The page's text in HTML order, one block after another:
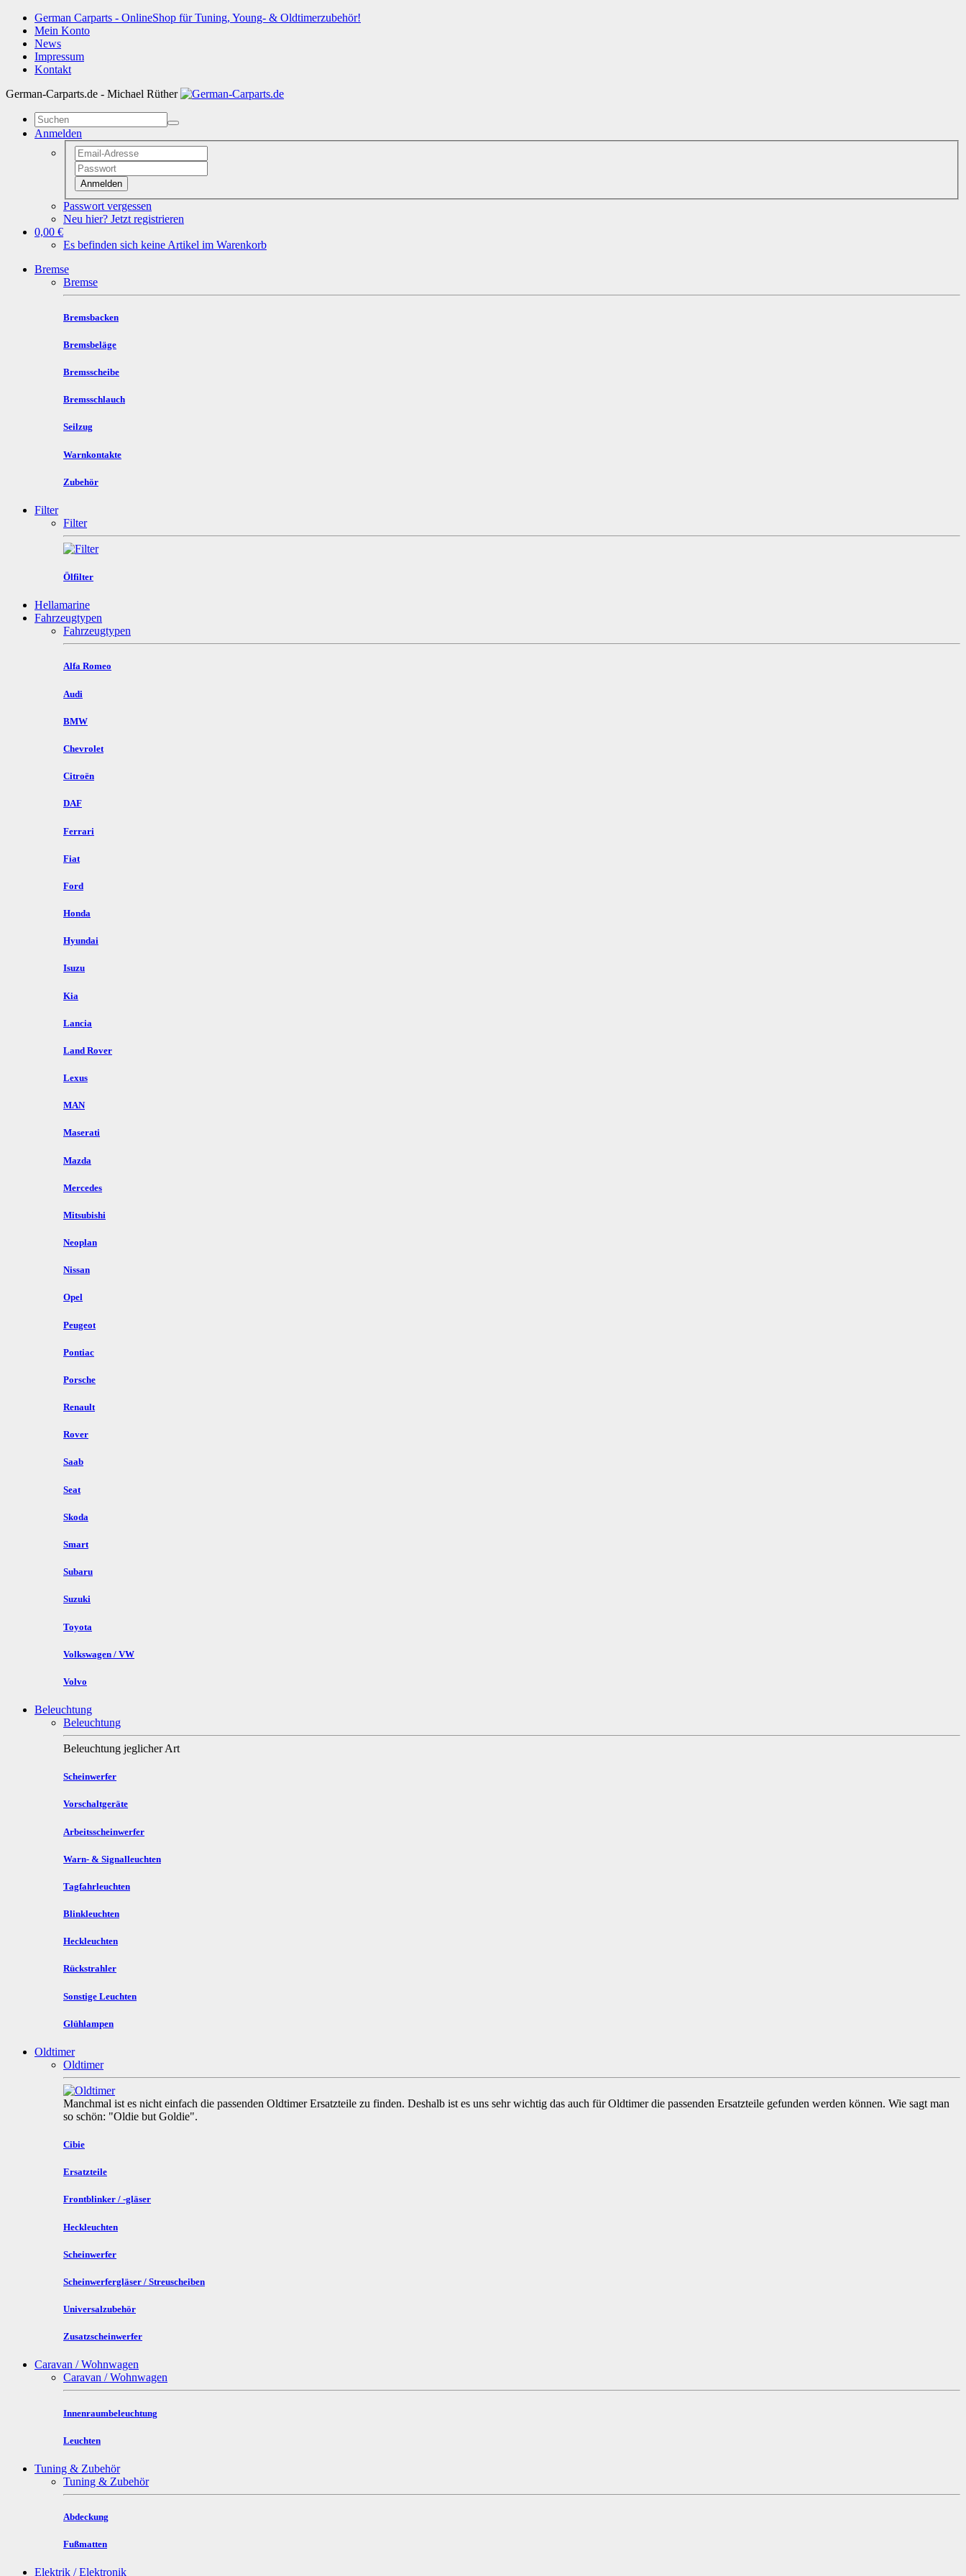
German Carparts - OnlineShop für Tuning, Young- & Oldtimerzubehör!
Mein Konto
News
Impressum
Kontakt
German-Carparts.de - Michael Rüther
Anmelden
Anmelden
Passwort vergessen
Neu hier? Jetzt registrieren
0,00 €
Es befinden sich keine Artikel im Warenkorb
Bremse
Bremse
Bremsbacken
Bremsbeläge
Bremsscheibe
Bremsschlauch
Seilzug
Warnkontakte
Zubehör
Filter
Filter
Ölfilter
Hellamarine
Fahrzeugtypen
Fahrzeugtypen
Alfa Romeo
Audi
BMW
Chevrolet
Citroën
DAF
Ferrari
Fiat
Ford
Honda
Hyundai
Isuzu
Kia
Lancia
Land Rover
Lexus
MAN
Maserati
Mazda
Mercedes
Mitsubishi
Neoplan
Nissan
Opel
Peugeot
Pontiac
Porsche
Renault
Rover
Saab
Seat
Skoda
Smart
Subaru
Suzuki
Toyota
Volkswagen / VW
Volvo
Beleuchtung
Beleuchtung
Beleuchtung jeglicher Art
Scheinwerfer
Vorschaltgeräte
Arbeitsscheinwerfer
Warn- & Signalleuchten
Tagfahrleuchten
Blinkleuchten
Heckleuchten
Rückstrahler
Sonstige Leuchten
Glühlampen
Oldtimer
Oldtimer
Manchmal ist es nicht einfach die passenden Oldtimer Ersatzteile zu finden. Deshalb ist es uns sehr wichtig das auch für Oldtimer die passenden Ersatzteile gefunden werden können. Wie sagt man
so schön: "Oldie but Goldie".
Cibie
Ersatzteile
Frontblinker / -gläser
Heckleuchten
Scheinwerfer
Scheinwerfergläser / Streuscheiben
Universalzubehör
Zusatzscheinwerfer
Caravan / Wohnwagen
Caravan / Wohnwagen
Innenraumbeleuchtung
Leuchten
Tuning & Zubehör
Tuning & Zubehör
Abdeckung
Fußmatten
Elektrik / Elektronik